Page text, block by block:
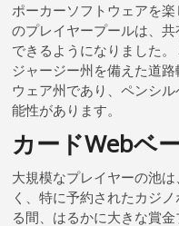
ポーカーソフトウェアを
のプレイヤープールは、
できるようになりました
ジャージー州を備えた道
ウェア州であり、ペンシ
能性があります。
カードWebベ
大規模なプレイヤーの池
く、特に予約されたカジ
る間、はるかに大きな賞